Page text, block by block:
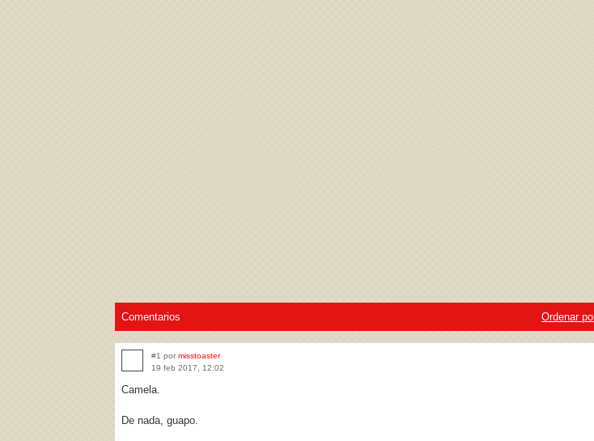
Comentarios Ordenar
#1 por misstoaster
19 feb 2017, 12:02
Camela.
De nada, guapo.